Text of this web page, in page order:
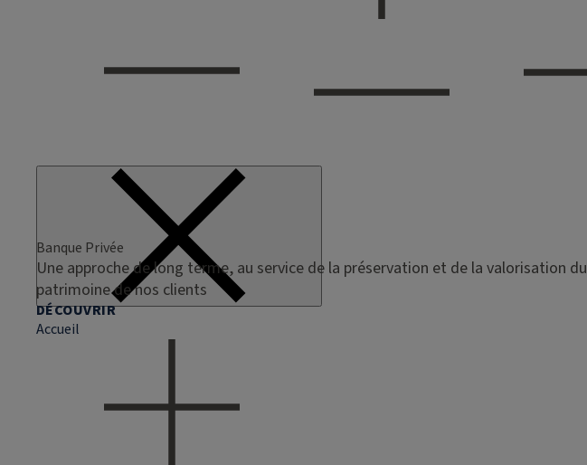
Banque Privée
Une approche de long terme, au service de la préservation et de la valorisation du
patrimoine de nos clients
DÉCOUVRIR
Accueil